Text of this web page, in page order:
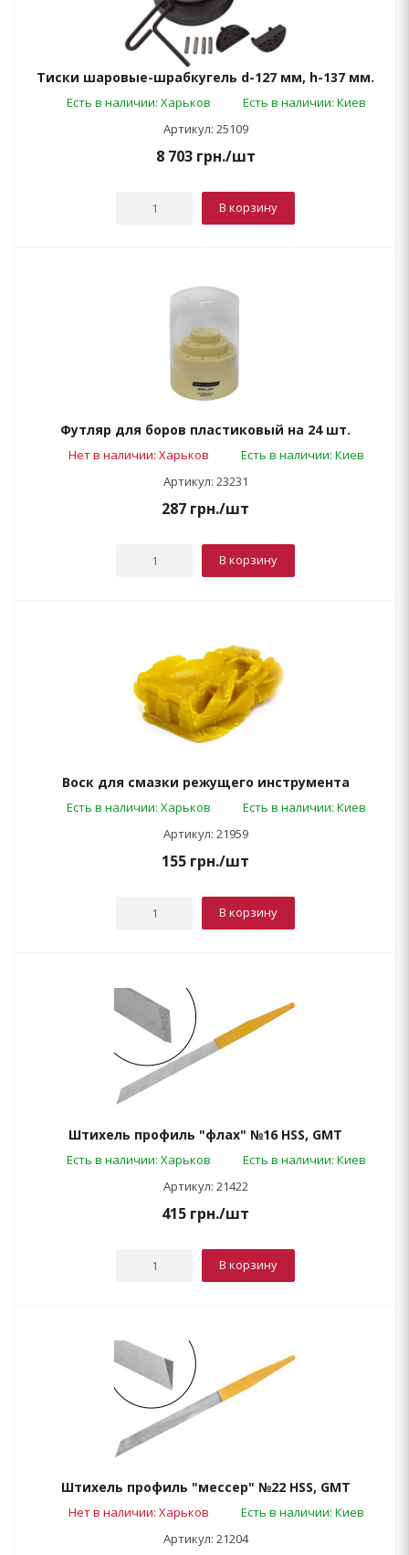
Тиски шаровые-шрабкугель d-127 мм, h-137 мм.
Есть в наличии: Харьков
Есть в наличии: Киев
Артикул: 25109
8 703грн./шт
В корзину
Футляр для боров пластиковый на 24 шт.
Нет в наличии: Харьков
Есть в наличии: Киев
Артикул: 23231
287 грн./шт
В корзину
Воск для смазки режущего инструмента
Есть в наличии: Харьков
Есть в наличии: Киев
Артикул: 21959
155 грн./шт
В корзину
Штихель профиль "флах" №16 HSS, GMT
Есть в наличии: Харьков
Есть в наличии: Киев
Артикул: 21422
415 грн./шт
В корзину
Штихель профиль "мессер" №22 HSS, GMT
Нет в наличии: Харьков
Есть в наличии: Киев
Артикул: 21204